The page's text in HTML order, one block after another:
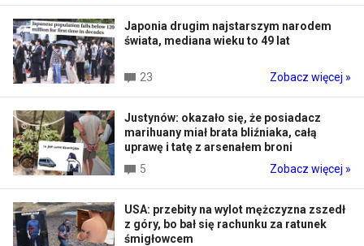
Japonia drugim najstarszym narodem
świata, mediana wieku to 49 lat
23 Zobacz więcej »
Justynów: okazało się, że posiadacz
marihuany miał brata bliźniaka, całą
uprawę i tatę z arsenałem broni
5
Zobacz więcej »
USA: przebity na wylot mężczyzna zszedł
z góry, bo bał się rachunku za ratunek
śmigłowcem